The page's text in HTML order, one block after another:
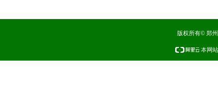
版权所有© 郑
本网